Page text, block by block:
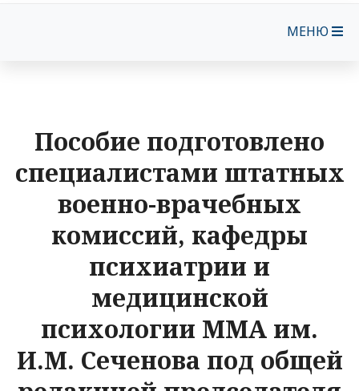
МЕНЮ
Пособие подготовлено
специалистами штатных
военно-врачебных
комиссий, кафедры
психиатрии и
медицинской
психологии ММА им.
И.М. Сеченова под общей